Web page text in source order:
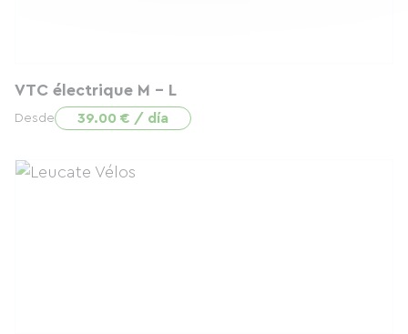
VTC électrique M - L
Desde 39.00 € / día